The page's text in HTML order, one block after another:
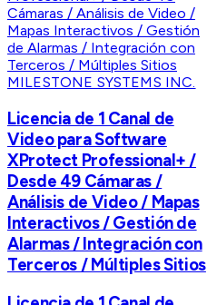
MILESTONE SYSTEMS INC.
Licencia de 1 Canal de
Video para Software
XProtect Professional+ /
Desde 49 Cámaras /
Análisis de Video / Mapas
Interactivos / Gestión de
Alarmas / Integración con
Terceros / Múltiples Sitios